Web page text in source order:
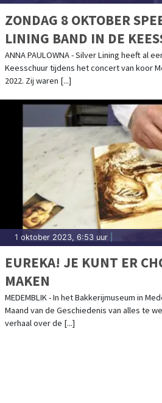
ZONDAG 8 OKTOBER
LINING BAND IN DE
PAULOWNA.
ANNA PAULOWNA - Silver Lining heeft al
Keesschuur tijdens het concert van koor
2022. Zij waren [...]
1 oktober 2023, 6:53 uur
EUREKA! JE KUNT ER
MAKEN
MEDEMBLIK - In het Bakkerijmuseum in
Maand van de Geschiedenis van alles te
verhaal over de [...]